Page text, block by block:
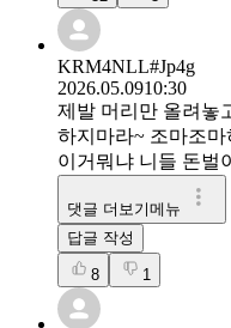
KRM4NLL#Jp4g
2026.05.0910:30
제발 머리만 올려놓
하지마라~ 조마조
이거뭐냐 니들 돈벌
댓글 더보기메뉴
답글 작성
8 1